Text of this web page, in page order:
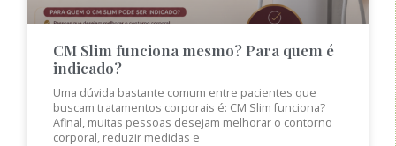
CM Slim funciona mesmo? Para quem é
indicado?
Uma dúvida bastante comum entre pacientes que
buscam tratamentos corporais é: CM Slim funciona?
Afinal, muitas pessoas desejam melhorar o contorno
corporal, reduzir medidas e